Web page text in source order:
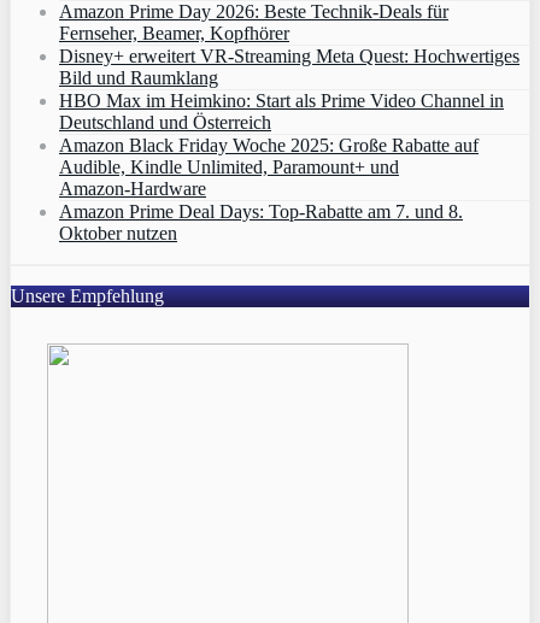
Amazon Prime Day 2026: Beste Technik-Deals für
Fernseher, Beamer, Kopfhörer
Disney+ erweitert VR‑Streaming Meta Quest: Hochwertiges
Bild und Raumklang
HBO Max im Heimkino: Start als Prime Video Channel in
Deutschland und Österreich
Amazon Black Friday Woche 2025: Große Rabatte auf
Audible, Kindle Unlimited, Paramount+ und
Amazon‑Hardware
Amazon Prime Deal Days: Top-Rabatte am 7. und 8.
Oktober nutzen
Unsere Empfehlung